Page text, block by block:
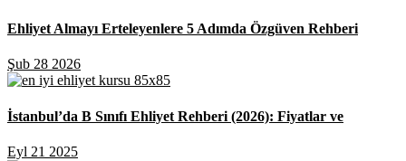
Ehliyet Almayı Erteleyenlere 5 Adımda Özgüven Rehberi
Şub 28 2026
İstanbul’da B Sınıfı Ehliyet Rehberi (2026): Fiyatlar ve
Eyl 21 2025